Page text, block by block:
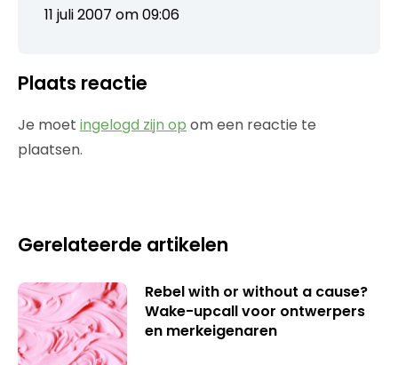
11 juli 2007 om 09:06
Plaats reactie
Je moet ingelogd zijn op om een reactie te
plaatsen.
Gerelateerde artikelen
Rebel with or without a cause?
Wake-upcall voor ontwerpers
en merkeigenaren